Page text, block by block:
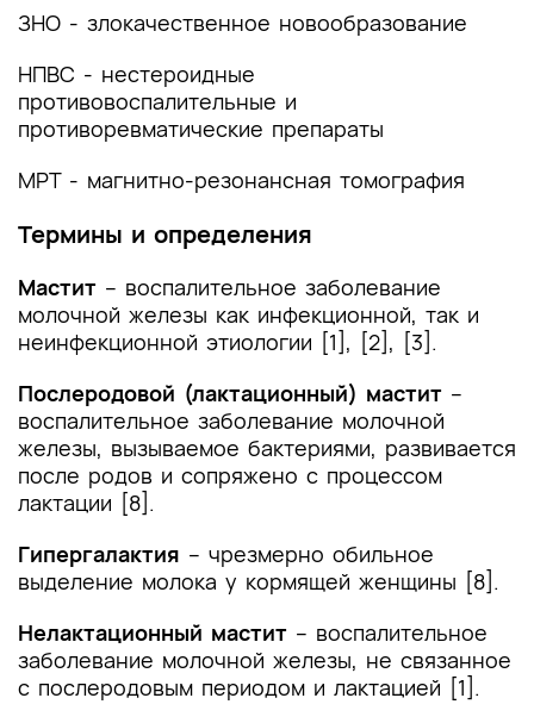
2.4 Инструментальные диагностические
исследования
2.5 Иные диагностические исследования
3. Лечение, включая медикаментозную и
немедикаментозную терапии, диетотерапию,
противопоказания к применению методов
4. Медицинская реабилитация и санаторно-
курортное лечение, медицинские показания и
противопоказания к применению методов
медицинской реабилитации, в том числе
основанных на использовании природных
лечебных факторов
5. Профилактика и диспансерное наблюдение,
применению методов профилактики
7. Дополнительная информация (в том числе
факторы, влияющие на исход заболевания или
ЗНО - злокачественное новообразование
НПВС - нестероидные
противовоспалительные и
противоревматические препараты
МРТ - магнитно-резонансная томография
Термины и определения
Мастит – воспалительное заболевание
молочной железы как инфекционной, так и
неинфекционной этиологии [1], [2], [3].
Послеродовой (лактационный) мастит –
воспалительное заболевание молочной
железы, вызываемое бактериями, развивается
после родов и сопряжено с процессом
лактации [8].
Гипергалактия – чрезмерно обильное
выделение молока у кормящей женщины [8].
Нелактационный мастит – воспалительное
заболевание молочной железы, не связанное
с послеродовым периодом и лактацией [1].